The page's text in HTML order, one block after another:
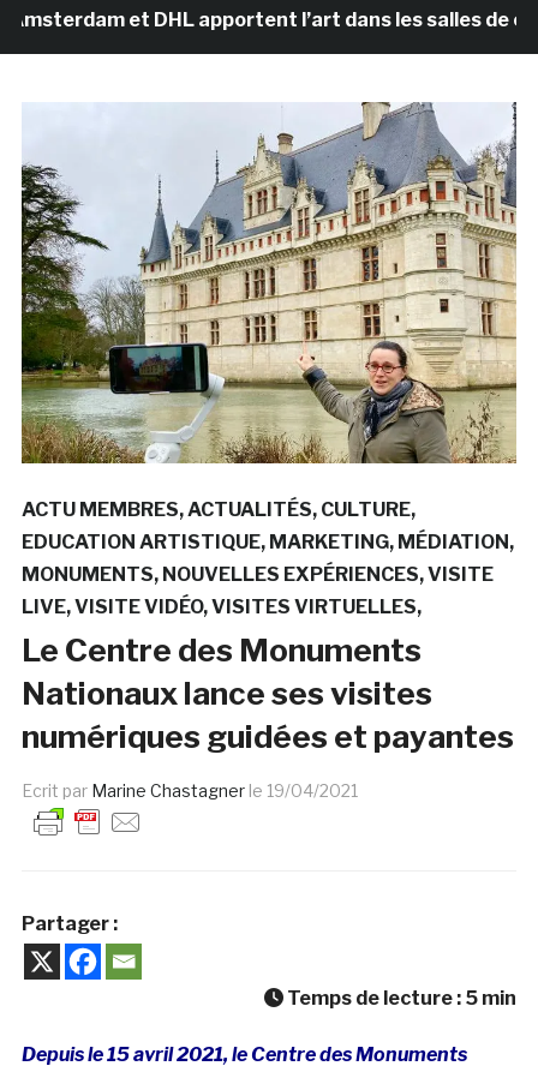
et DHL apportent l’art dans les salles de classe des
ACTU MEMBRES ACTUALITÉS CULTURE
EDUCATION ARTISTIQUE MARKETING MÉDIATION
MONUMENTS NOUVELLES EXPÉRIENCES VISITE
LIVE VISITE VIDÉO VISITES VIRTUELLES
Le Centre des Monuments
Nationaux lance ses visites
numériques guidées et payantes
Ecrit par Marine Chastagner le 19/04/2021
Partager :
Temps de lecture : 5 min
Depuis le 15 avril 2021, le Centre des Monuments